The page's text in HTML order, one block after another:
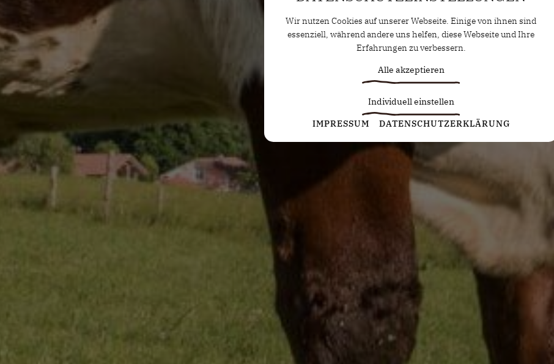
Wir nutzen Cookies auf unserer Webseite. Einige von ihnen sind
essenziell, während andere uns helfen, diese Webseite und Ihre
Erfahrungen zu verbessern.
Alle akzeptieren
Individuell einstellen
Statistiken
Diese Cookies erfassen anonyme Statistiken. Diese
Informationen helfen uns zu verstehen, wie wir unsere Website
noch weiter optimieren können.
Marketing
Marketing Cookies werden von Drittanbietern oder Publishern
verwendet, um personalisierte Werbung anzuzeigen. Sie tun
dies, indem sie Besucher über Websites hinweg verfolgen.
Google Tag Manager
Externe Medien
Wenn Cookies von externen Medien akzeptiert werden, bedarf
der Zugriff auf externe Inhalte keiner manuellen Zustimmung
IMPRESSUM DATENSCHUTZERKLÄRUNG